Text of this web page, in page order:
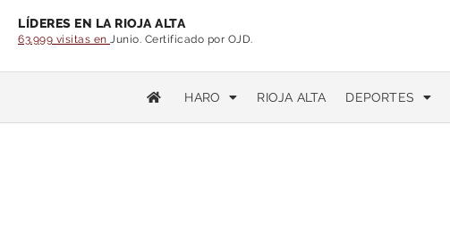
LÍDERES EN LA RIOJA ALTA
63.999 visitas en Junio. Certificado por OJD.
HARO RIOJA ALTA DEPORTES